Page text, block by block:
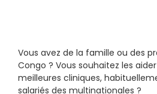
Vous avez de la famille ou des
Congo ? Vous souhaitez les
meilleures cliniques,
salariés des multinationales ?